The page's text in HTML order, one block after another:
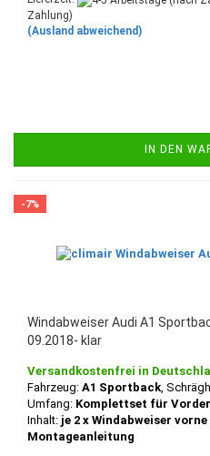
Zahlung)
(Ausland abweichend)
IN DEN
-7%
Windabweiser Audi A1
09.2018- klar
Versandkostenfrei in
Fahrzeug: A1 Sportback ,
Umfang: Komplettset für
Inhalt: je 2 x Windabweiser
Montageanleitung